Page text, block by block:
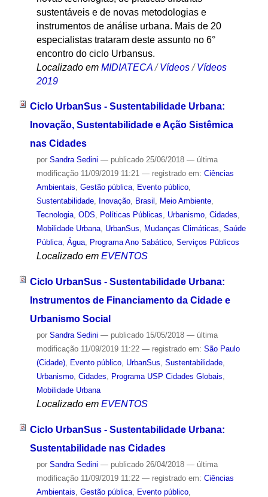
sustentáveis e de novas metodologias e
instrumentos de análise urbana. Mais de 20
especialistas trataram deste assunto no 6°
encontro do ciclo Urbansus.
Localizado em MIDIATECA /Vídeos /Vídeos
2019
Ciclo UrbanSus - Sustentabilidade Urbana:
Inovação, Sustentabilidade e Ação Sistêmica
nas Cidades
por Sandra Sedini — publicado25/06/2018 — última
modificação11/09/2019 11:21 — registrado em: Ciências
Ambientais, Gestão pública, Evento público,
Sustentabilidade, Inovação, Brasil , Meio Ambiente,
Tecnologia, ODS, Políticas Públicas, Urbanismo, Cidades,
Mobilidade Urbana, UrbanSus, Mudanças Climáticas, Saúde
Pública, Água, Programa Ano Sabático, Serviços Públicos
Localizado em EVENTOS
Ciclo UrbanSus - Sustentabilidade Urbana:
Instrumentos de Financiamento da Cidade e
Urbanismo Social
por Sandra Sedini — publicado15/05/2018 — última
modificação11/09/2019 11:22 — registrado em: São Paulo
(Cidade), Evento público, UrbanSus, Sustentabilidade,
Urbanismo, Cidades, Programa USP Cidades Globais,
Mobilidade Urbana
Localizado em EVENTOS
Ciclo UrbanSus - Sustentabilidade Urbana:
Sustentabilidade nas Cidades
por Sandra Sedini — publicado26/04/2018 — última
modificação11/09/2019 11:22 — registrado em: Ciências
Ambientais Gestão pública, Evento público,